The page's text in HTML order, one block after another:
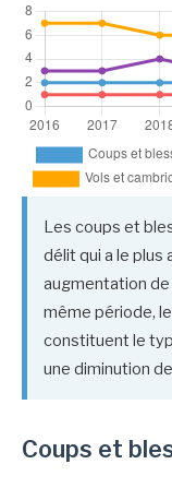
Les coups et
délit qui a le plus
augmentation de
même période,
constituent le
une diminution de
Coups et